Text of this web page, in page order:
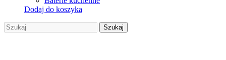
Dodaj do koszyka
Szukaj
Szukaj